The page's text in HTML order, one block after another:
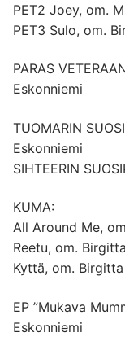
PET2 Joey, om.
PET3 Sulo, om.
PARAS
Eskonniemi
TUOMARIN
Eskonniemi
SIHTEERIN
KUMA:
All Around Me,
Reetu, om.
Kyttä, om.
EP ”Mukava
Eskonniemi